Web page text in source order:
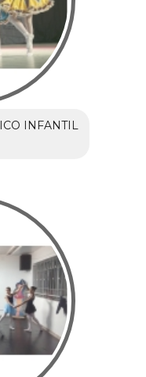
INFANTIL